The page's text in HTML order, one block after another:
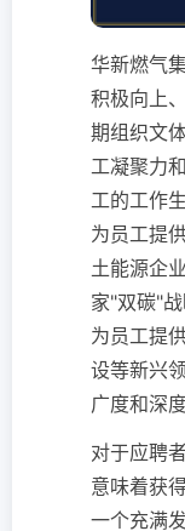
华新燃气
积极向上
期组织文
工凝聚力
工的工作
为员工提
土能源企
家"双碳"
为员工提
设等新兴
广度和深度
对于应聘
意味着获
一个充满